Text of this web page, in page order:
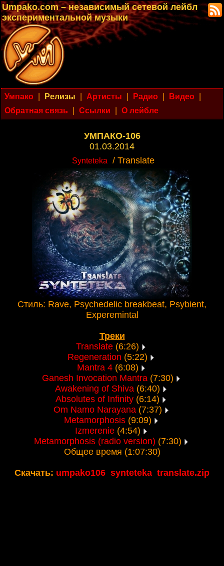
Umpako.com – независимый сетевой лейбл
экспериментальной музыки
Умпако Релизы Артисты Радио Видео
Обратная связь
Ссылки О лейбле
УМПАКО-106
01.03.2014
Synteteka / Translate
Стиль: Rave, Psychedelic breakbeat, Psybient,
Experemintal
Треки
Translate (6:26)
Regeneration (5:22)
Mantra 4(6:08)
Ganesh Invocation Mantra(7:30)
Awakening of Shiva (6:40)
Absolutes of Infinity (6:14)
Om Namo Narayana(7:37)
Metamorphosis(9:09)
Izmerenie(4:54)
Metamorphosis (radio version) (7:30)
Общее время (1:07:30)
Скачать: umpako106_synteteka_translate.zip